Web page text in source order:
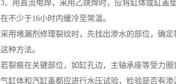
3、用直流电焊，采用乙炔焊时，应将缸体或缸
在不少于16小时内缓冷至常温。
采用堵漏剂修理裂纹时，先找出渗水的部位，确
这种方法。
若裂痕在关键部位，如缸孔边，主轴承座等受力
气缸体和汽缸盖都应进行水压试验，检验是否有渗